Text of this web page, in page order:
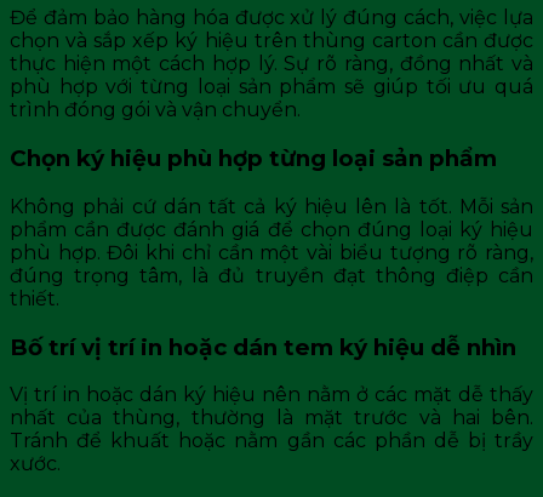
Để đảm bảo hàng hóa được xử lý đúng cách, việc lựa
chọn và sắp xếp ký hiệu trên thùng carton cần được
thực hiện một cách hợp lý. Sự rõ ràng, đồng nhất và
phù hợp với từng loại sản phẩm sẽ giúp tối ưu quá
trình đóng gói và vận chuyển.
Chọn ký hiệu phù hợp từng loại sản phẩm
Không phải cứ dán tất cả ký hiệu lên là tốt. Mỗi sản
phẩm cần được đánh giá để chọn đúng loại ký hiệu
phù hợp. Đôi khi chỉ cần một vài biểu tượng rõ ràng,
đúng trọng tâm, là đủ truyền đạt thông điệp cần
thiết.
Bố trí vị trí in hoặc dán tem ký hiệu dễ nhìn
Vị trí in hoặc dán ký hiệu nên nằm ở các mặt dễ thấy
nhất của thùng, thường là mặt trước và hai bên.
Tránh để khuất hoặc nằm gần các phần dễ bị trầy
xước.